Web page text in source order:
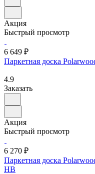
Акция
Быстрый просмотр
6 649 ₽
Паркетная доска
4.9
Заказать
Акция
Быстрый просмотр
6 270 ₽
Паркетная доска
HB